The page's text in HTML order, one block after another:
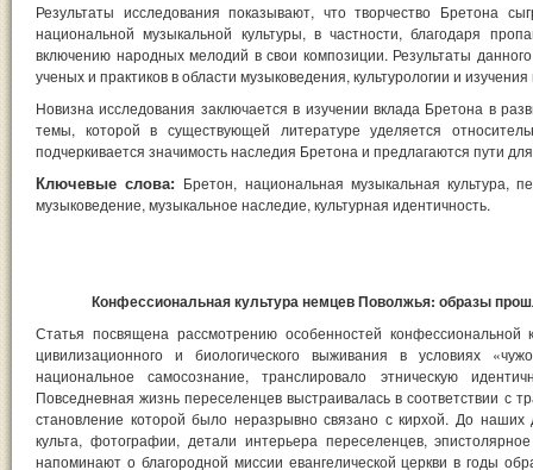
Результаты исследования показывают, что творчество Бретона
национальной музыкальной культуры, в частности, благодаря
включению народных мелодий в свои композиции. Результаты
ученых и практиков в области музыковедения, культурологии и
Новизна исследования заключается в изучении вклада Бретона в
темы, которой в существующей литературе уделяется
подчеркивается значимость наследия Бретона и предлагаются пути
Ключевые слова: Бретон, национальная музыкальная культура,
музыковедение, музыкальное наследие, культурная идентичность.
Конфессиональная культура немцев Поволжья: образы
Статья посвящена рассмотрению особенностей конфессиональной
цивилизационного и биологического выживания в условиях
национальное самосознание, транслировало этническую
Повседневная жизнь переселенцев выстраивалась в соответствии с
становление которой было неразрывно связано с кирхой. До наших
культа, фотографии, детали интерьера переселенцев,
напоминают о благородной миссии евангелической церкви в годы